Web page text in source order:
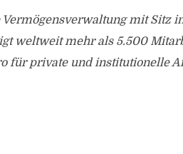
mit Sitz
weltweit mehr als 5.500
für private und institutionelle